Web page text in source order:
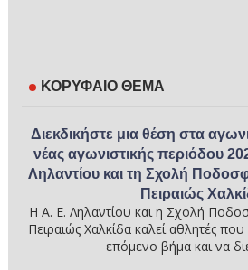
ΚΟΡΥΦΑΙΟ ΘΕΜΑ
Διεκδικήστε μια θέση στα
νέας αγωνιστικής περιόδου
Ληλαντίου και τη Σχολή
Πειραιώς
Η Α. Ε. Ληλαντίου και η Σχολή
Πειραιώς Χαλκίδα καλεί αθλητές
επόμενο βήμα και να